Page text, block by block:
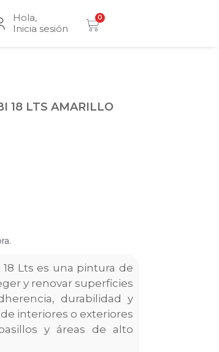
Hola,
Inicia sesión
0
18 LTS AMARILLO
Lts es una pintura de
y renovar superficies
durabilidad y
interiores o exteriores
y áreas de alto